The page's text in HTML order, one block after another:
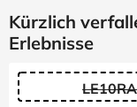
Kürzlich
Erlebnisse